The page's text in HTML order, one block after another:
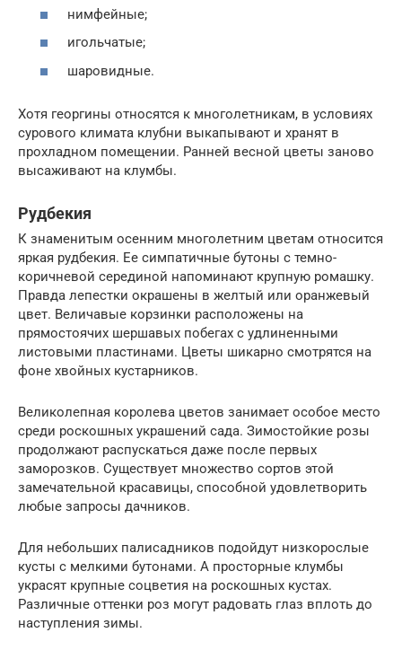
нимфейные;
игольчатые;
шаровидные.
Хотя георгины относятся к многолетникам, в условиях
сурового климата клубни выкапывают и хранят в
прохладном помещении. Ранней весной цветы заново
высаживают на клумбы.
Рудбекия
К знаменитым осенним многолетним цветам относится
яркая рудбекия. Ее симпатичные бутоны с темно-
коричневой серединой напоминают крупную ромашку.
Правда лепестки окрашены в желтый или оранжевый
цвет. Величавые корзинки расположены на
прямостоячих шершавых побегах с удлиненными
листовыми пластинами. Цветы шикарно смотрятся на
фоне хвойных кустарников.
Великолепная королева цветов занимает особое место
среди роскошных украшений сада. Зимостойкие розы
продолжают распускаться даже после первых
заморозков. Существует множество сортов этой
замечательной красавицы, способной удовлетворить
любые запросы дачников.
Для небольших палисадников подойдут низкорослые
кусты с мелкими бутонами. А просторные клумбы
украсят крупные соцветия на роскошных кустах.
Различные оттенки роз могут радовать глаз вплоть до
наступления зимы.